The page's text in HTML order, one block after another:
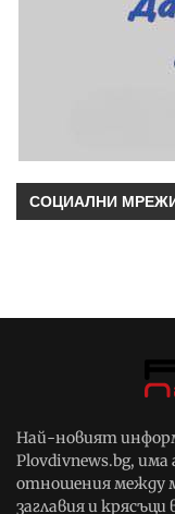
СОЦИАЛНИ
Най-новият
Plovdivnews.bg,
отношения между
заглавия и